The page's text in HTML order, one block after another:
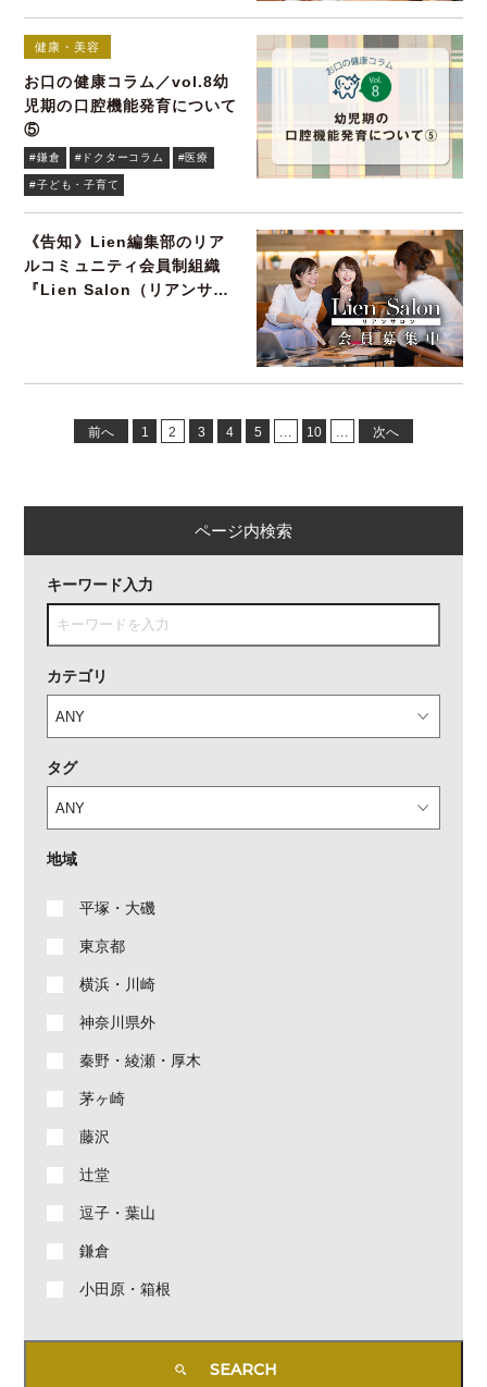
健康・美容
お口の健康コラム／vol.8幼
児期の口腔機能発育について
⑤
#鎌倉 #ドクターコラム #医療
#子ども・子育て
《告知》Lien編集部のリア
ルコミュニティ会員制組織
『Lien Salon（リアンサロ
前へ 1 2 3 4 5 ... 10 ... 次へ
ページ内検索
キーワード入力
カテゴリ
タグ
地域
平塚・大磯
東京都
横浜・川崎
神奈川県外
秦野・綾瀬・厚木
茅ヶ崎
藤沢
辻堂
逗子・葉山
鎌倉
小田原・箱根